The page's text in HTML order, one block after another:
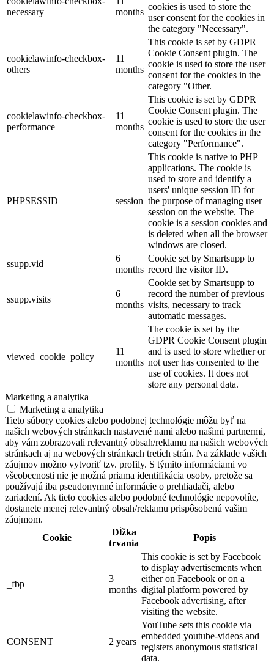
necessary
months
cookies is used to store the
user consent for the cookies in
the category "Necessary".
cookielawinfo-checkbox-
others
11
months
This cookie is set by GDPR
Cookie Consent plugin. The
cookie is used to store the user
consent for the cookies in the
category "Other.
cookielawinfo-checkbox-
performance
11
months
This cookie is set by GDPR
Cookie Consent plugin. The
cookie is used to store the user
consent for the cookies in the
category "Performance".
PHPSESSID session
This cookie is native to PHP
applications. The cookie is
used to store and identify a
users' unique session ID for
the purpose of managing user
session on the website. The
cookie is a session cookies and
is deleted when all the browser
windows are closed.
ssupp.vid
6
months
Cookie set by Smartsupp to
record the visitor ID.
ssupp.visits
6
months
Cookie set by Smartsupp to
record the number of previous
visits, necessary to track
automatic messages.
viewed_cookie_policy
11
months
The cookie is set by the
GDPR Cookie Consent plugin
and is used to store whether or
not user has consented to the
use of cookies. It does not
store any personal data.
Marketing a analytika
Marketing a analytika
Tieto súbory cookies alebo podobnej technológie môžu byť na
našich webových stránkach nastavené nami alebo našimi partnermi,
aby vám zobrazovali relevantný obsah/reklamu na našich webových
stránkach aj na webových stránkach tretích strán. Na základe vašich
záujmov možno vytvoriť tzv. profily. S týmito informáciami vo
všeobecnosti nie je možná priama identifikácia osoby, pretože sa
používajú iba pseudonymné informácie o prehliadači, alebo
zariadení. Ak tieto cookies alebo podobné technológie nepovolíte,
dostanete menej relevantný obsah/reklamu prispôsobenú vašim
záujmom.
Cookie
Dĺžka
trvania
Popis
_fbp
3
months
This cookie is set by Facebook
to display advertisements when
either on Facebook or on a
digital platform powered by
Facebook advertising, after
visiting the website.
CONSENT 2 years
YouTube sets this cookie via
embedded youtube-videos and
registers anonymous statistical
data.